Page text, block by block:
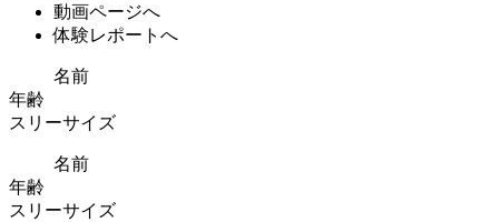
動画ページへ
体験レポートへ
名前
年齢
スリーサイズ
名前
年齢
スリーサイズ